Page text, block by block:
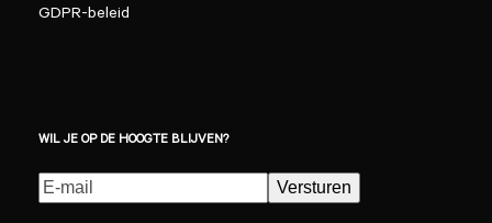
GDPR-beleid
WIL JE OP DE HOOGTE BLIJVEN?
E-
mailadres(Vereist)
Versturen